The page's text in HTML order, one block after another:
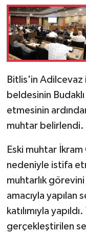
Bitlis'in Adilcevaz
beldesinin
etmesinin
muhtar belirlendi.
Eski muhtar
nedeniyle istifa
muhtarlık
amacıyla yapılan
katılımıyla
gerçekleştirilen